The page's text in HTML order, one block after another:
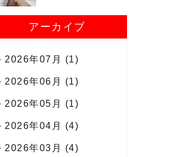
アーカイブ
2026年07月 (1)
2026年06月 (1)
2026年05月 (1)
2026年04月 (4)
2026年03月 (4)